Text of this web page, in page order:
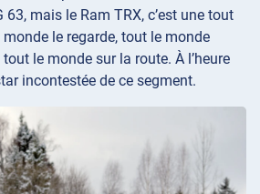
63, mais le Ram TRX, c’est une tout
le regarde, tout le monde
le monde sur la route. À l’heure
incontestée de ce segment.